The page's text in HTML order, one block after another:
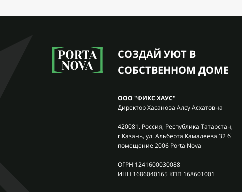
СОЗДАЙ УЮТ В
СОБСТВЕННОМ ДОМЕ
ООО "ФИКС ХАУС"
Директор Хасанова Алсу Асхатовна
420081, Россия, Республика Татарстан,
г.Казань, ул. Альберта Камалеева 32 б
помещение 2006 Porta Nova
ОГРН 1241600030088
ИНН 1686040165 КПП 168601001